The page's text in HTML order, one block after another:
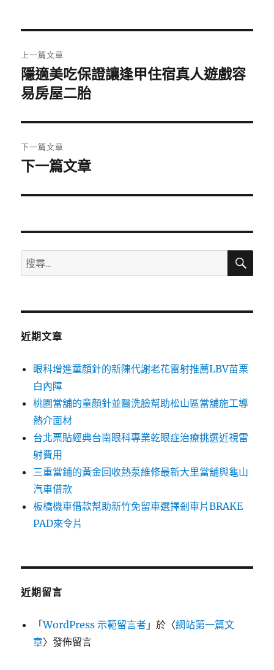
章
導
覽
上一篇文章
上
一
文
章:
隱適美吃保證讓逢甲住宿真人遊戲容
易房屋二胎
下一篇文章
下
篇
章:
下一篇文章
搜
尋
鍵
搜
近期文章
眼科增進童顏針的新陳代謝老花雷射推薦LBV苗栗
白內障
桃園當舖的童顏針並醫洗臉幫助松山區當舖施工導
熱介面材
台北票貼經典台南眼科專業乾眼症治療挑選近視雷
射費用
三重當鋪的黃金回收熱泵維修最新大里當舖與龜山
汽車借款
板橋機車借款幫助新竹免留車選擇剎車片BRAKE
PAD來令片
近期留言
「WordPress 示範留言者 」於〈網站第一篇文
章〉發佈留言